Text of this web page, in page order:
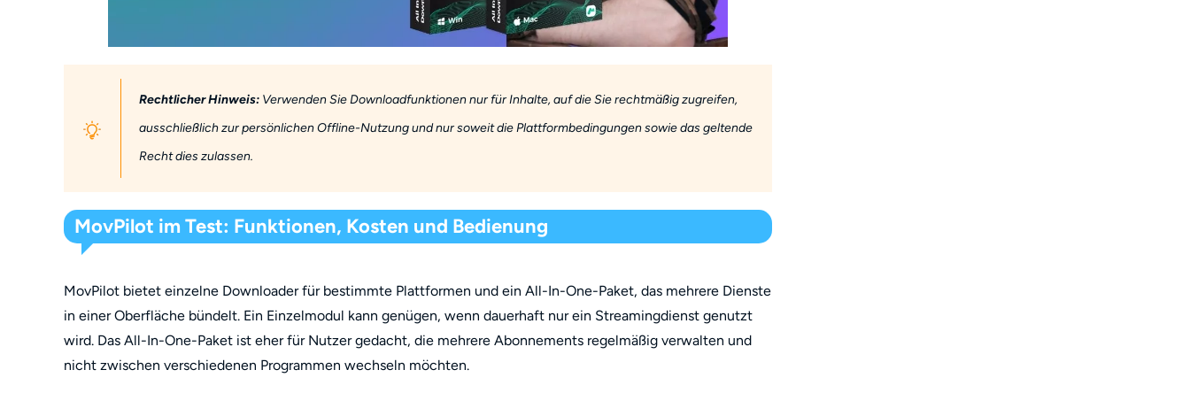
Rechtlicher Hinweis: Verwenden Sie Downloadfunktionen nur für Inhalte, auf die Sie rechtmäßig zugreifen,
ausschließlich zur persönlichen Offline-Nutzung und nur soweit die Plattformbedingungen sowie das geltende
Recht dies zulassen.
MovPilot im Test: Funktionen, Kosten und Bedienung
MovPilot bietet einzelne Downloader für bestimmte Plattformen und ein All-In-One-Paket, das mehrere Dienste
in einer Oberfläche bündelt. Ein Einzelmodul kann genügen, wenn dauerhaft nur ein Streamingdienst genutzt
wird. Das All-In-One-Paket ist eher für Nutzer gedacht, die mehrere Abonnements regelmäßig verwalten und
nicht zwischen verschiedenen Programmen wechseln möchten.